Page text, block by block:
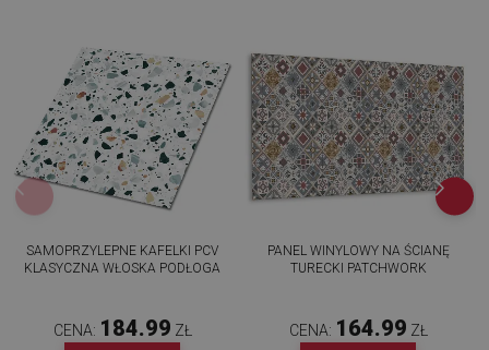
SAMOPRZYLEPNE KAFELKI PCV
KLASYCZNA WŁOSKA PODŁOGA
CENA: 184.99 ZŁ
PANEL WINYLOWY NA ŚCIANĘ
TURECKI PATCHWORK
CENA: 164.99 ZŁ